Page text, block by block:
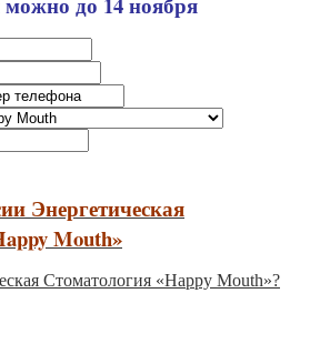
Энергетическая
Mouth»
Стоматология «Happy Mouth»?